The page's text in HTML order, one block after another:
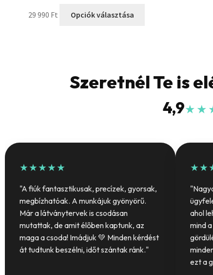
29 990 Ft Opciók választása
Szeretnél Te is
4,9
★★★★★
"A fiúk fantasztikusak, precízek, gyorsak,
megbízhatóak. A munkájuk gyönyörű.
Már a látványtervek is csodásan
mutattak, de amit élőben kaptunk, az
maga a csoda! Imádjuk 💚 Minden kérdést
át tudtunk beszélni, időt szántak ránk."
ahol
mind
ezt a